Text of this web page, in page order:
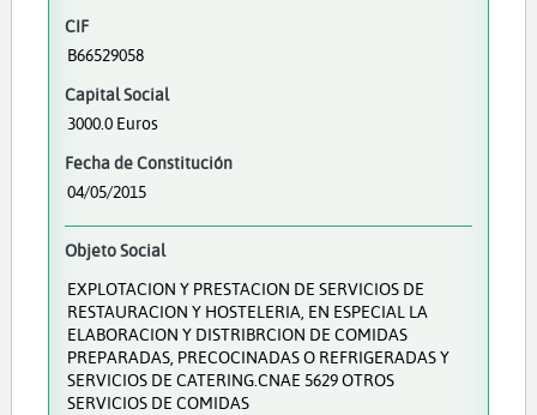
CIF
B66529058
Capital Social
3000.0 Euros
Fecha de Constitución
04/05/2015
Objeto Social
EXPLOTACION Y PRESTACION DE SERVICIOS DE
RESTAURACION Y HOSTELERIA, EN ESPECIAL LA
ELABORACION Y DISTRIBRCION DE COMIDAS
PREPARADAS, PRECOCINADAS O REFRIGERADAS Y
SERVICIOS DE CATERING.CNAE 5629 OTROS
SERVICIOS DE COMIDAS